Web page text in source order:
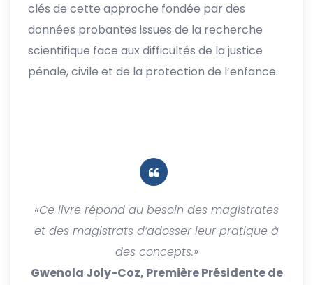
clés de cette approche fondée par des
données probantes issues de la recherche
scientifique face aux difficultés de la justice
pénale, civile et de la protection de l’enfance.
«Ce livre répond au besoin des magistrates
et des magistrats d’adosser leur pratique à
des concepts.»
Gwenola Joly-Coz, Première Présidente de